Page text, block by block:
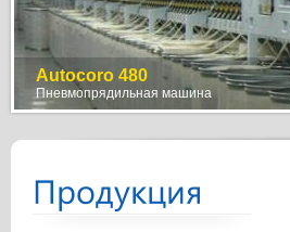
СП OOO PLASTEKS
Производство хлопчатобумажной пряжи
Autocoro 480
Пневмопрядильная машина
TERROT
Вязальная машина
TD 03
Ленточная машина
E 65
Гребнечесальная машина
Продукция